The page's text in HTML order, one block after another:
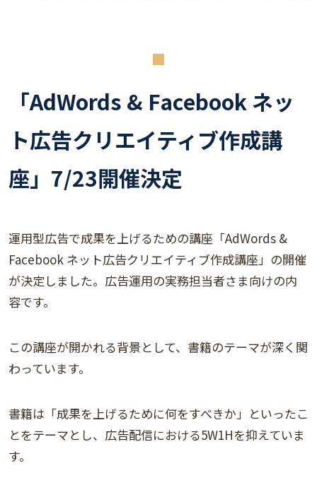
「AdWords & Facebook ネッ
ト広告クリエイティブ作成講
座」7/23開催決定
運用型広告で成果を上げるための講座「AdWords &
Facebook ネット広告クリエイティブ作成講座」の開催
が決定しました。広告運用の実務担当者さま向けの内
容です。
この講座が開かれる背景として、書籍のテーマが深く関
わっています。
書籍は「成果を上げるために何をすべきか」といったこ
とをテーマとし、広告配信における5W1Hを抑えていま
す。